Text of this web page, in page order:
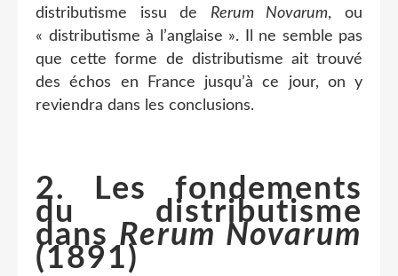
distributisme issu de Rerum Novarum, ou
« distributisme à l’anglaise ». Il ne semble pas
que cette forme de distributisme ait trouvé
des échos en France jusqu’à ce jour, on y
reviendra dans les conclusions.
2. Les fondements
du distributisme
dans Rerum Novarum
(1891)